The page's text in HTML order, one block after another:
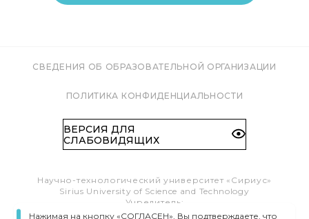
СВЕДЕНИЯ ОБ ОБРАЗОВАТЕЛЬНОЙ ОРГАНИЗАЦИИ
ПОЛИТИКА КОНФИДЕНЦИАЛЬНОСТИ
ВЕРСИЯ ДЛЯ
СЛАБОВИДЯЩИХ
Научно-технологический университет «Сириус»
Sirius University of Science and Technology
Учредитель:
Образовательный Фонд «Талант и успех»
Нажимая на кнопку «СОГЛАСЕН», Вы подтверждаете, что